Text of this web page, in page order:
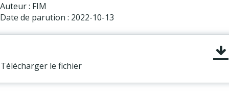
Auteur : FIM
Date de parution : 2022-10-13
Télécharger le fichier